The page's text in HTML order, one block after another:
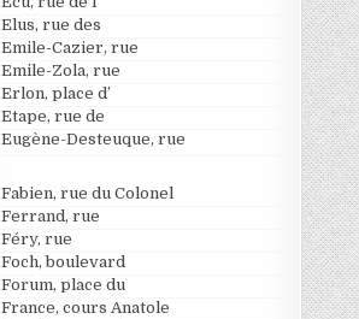
Elus, rue des
Emile-Cazier, rue
Emile-Zola, rue
Erlon, place d’
Etape, rue de
Eugène-Desteuque, rue
Fabien, rue du Colonel
Ferrand, rue
Féry, rue
Foch, boulevard
Forum, place du
France, cours Anatole